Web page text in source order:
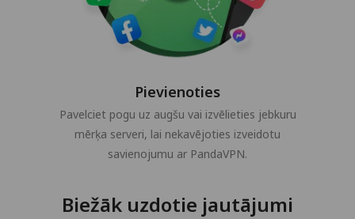
Pievienoties
Pavelciet pogu uz augšu vai izvēlieties jebkuru
mērķa serveri, lai nekavējoties izveidotu
savienojumu ar PandaVPN.
Biežāk uzdotie jautājumi